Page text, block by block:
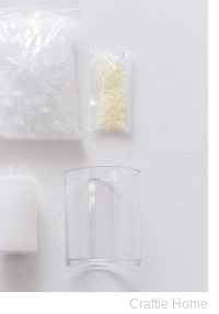
Craftie Home